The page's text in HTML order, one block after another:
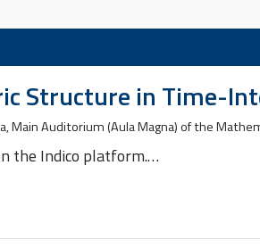
Structure in Time-
Main Auditorium (Aula Magna) of the
the Indico platform.…